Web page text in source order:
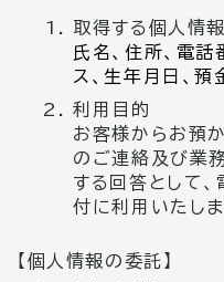
取得する個人情報
氏名、住所、電話
ス、生年月日、預
利用目的
お客様からお預
のご連絡及び業
する回答として
付に利用いたしま
【個人情報の委託】